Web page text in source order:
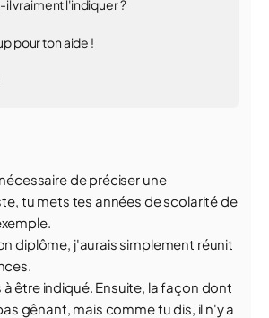
vraiment l'indiquer ?
pour ton aide !
de préciser une
tu mets tes années de scolarité de
diplôme, j'aurais simplement réunit
à être indiqué. Ensuite, la façon dont
gênant, mais comme tu dis, il n'y a